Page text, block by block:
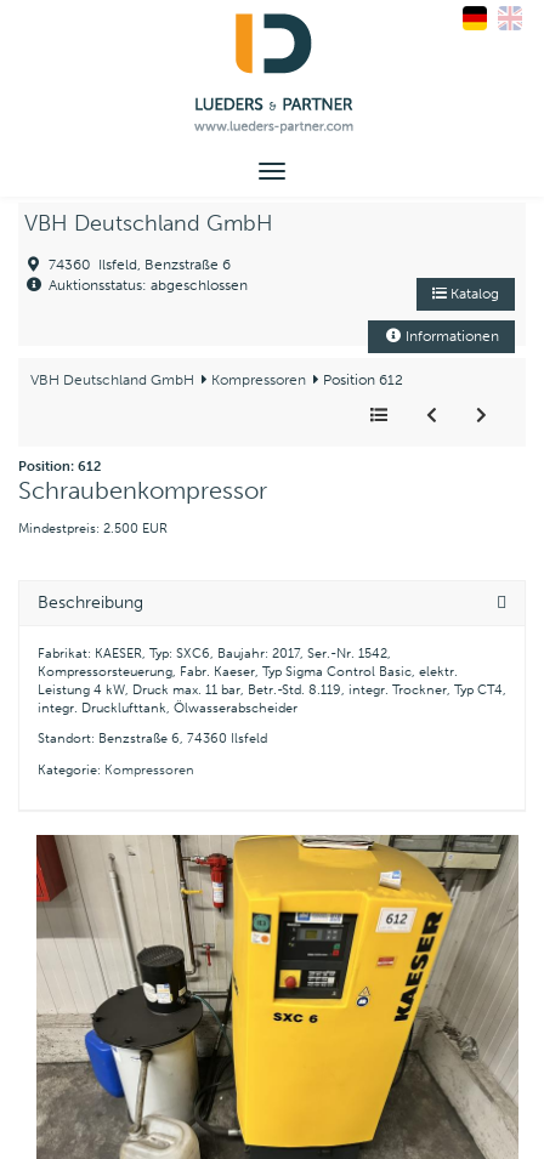
Toggle
VBH Deutschland GmbH
74360 Ilsfeld, Benzstraße 6
Auktionsstatus: abgeschlossen
Katalog
Informationen
VBH Deutschland GmbH Kompressoren Position 612
Position: 612
Schraubenkompressor
Mindestpreis: 2.500 EUR
Beschreibung
Fabrikat: KAESER, Typ: SXC6, Baujahr: 2017, Ser.-Nr. 1542,
Kompressorsteuerung, Fabr. Kaeser, Typ Sigma Control Basic, elektr.
Leistung 4 kW, Druck max. 11 bar, Betr.-Std. 8.119, integr. Trockner, Typ CT4,
integr. Drucklufttank, Ölwasserabscheider
Standort: Benzstraße 6, 74360 Ilsfeld
Kategorie: Kompressoren